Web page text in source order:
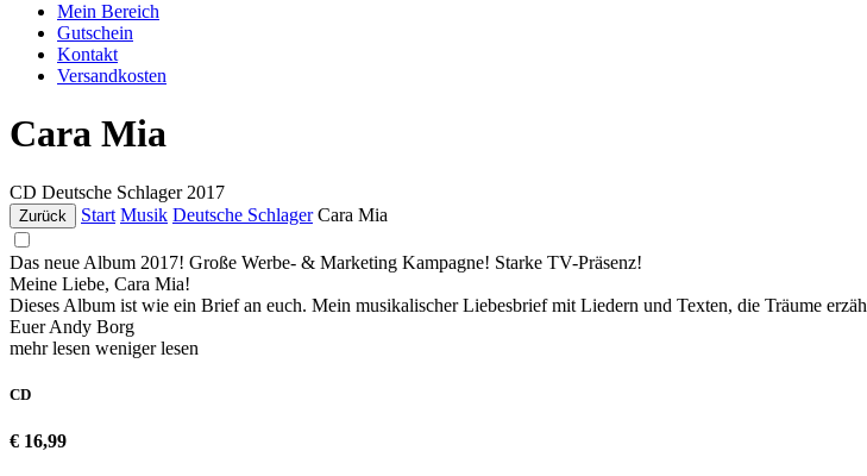
Mein Bereich
Gutschein
Kontakt
Versandkosten
Cara Mia
CD Deutsche Schlager 2017
Zurück Start Musik Deutsche Schlager Cara Mia
Das neue Album 2017! Große Werbe- & Marketing Kampagne! Starke TV-Präsenz!
Meine Liebe, Cara Mia!
Dieses Album ist wie ein Brief an euch. Mein musikalischer Liebesbrief mit Liedern und Texten, die Träume
Euer Andy Borg
mehr lesen weniger lesen
CD
€ 16,99